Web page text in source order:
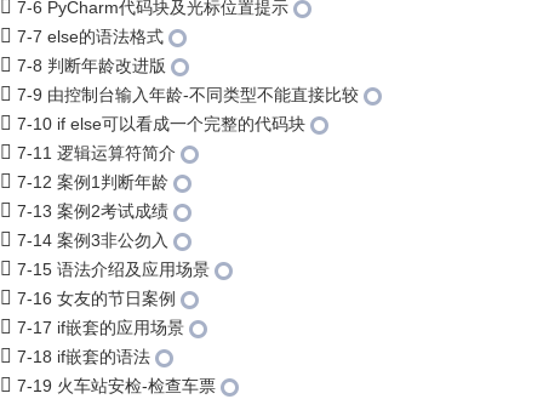
7-6 PyCharm代码块及光标位置提示
7-7 else的语法格式
7-8 判断年龄改进版
7-9 由控制台输入年龄-不同类型不能直接比较
7-10 if else可以看成一个完整的代码块
7-11 逻辑运算符简介
7-12 案例1判断年龄
7-13 案例2考试成绩
7-14 案例3非公勿入
7-15 语法介绍及应用场景
7-16 女友的节日案例
7-17 if嵌套的应用场景
7-18 if嵌套的语法
7-19 火车站安检-检查车票